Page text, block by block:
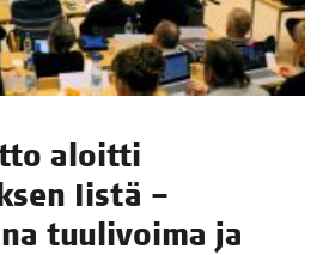
aloit­ti
Iis­tä –
tuu­li­voi­ma ja